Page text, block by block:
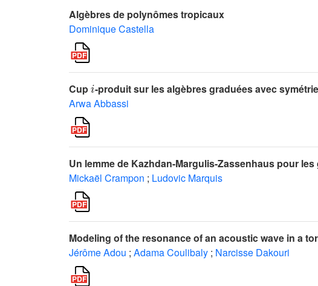
Algèbres de polynômes tropicaux
Dominique Castella
Cup -produit sur les algèbres graduées avec
Arwa Abbassi
Un lemme de Kazhdan-Margulis-Zassenhaus pour
Mickaël Crampon ; Ludovic Marquis
Modeling of the resonance of an acoustic wave in a
Jérôme Adou ; Adama Coulibaly ; Narcisse Dakouri